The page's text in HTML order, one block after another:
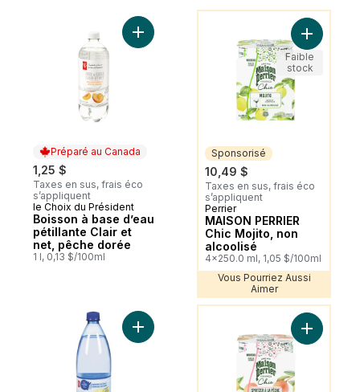
Préparé au Canada
1,25 $
Taxes en sus, frais éco
s’appliquent
Préparé au Canada
le Choix du Président
Boisson à base d’eau
pétillante Clair et
net, pêche dorée
1 l, 0,13 $/100ml
Ajouter Boisson à base d’eau pétillante
Vous Pourriez Aussi Aimer
Sponsorisé
10,49 $
Taxes en sus, frais éco
s’appliquent
Sponsorisé
Perrier
MAISON PERRIER
Chic Mojito, non
alcoolisé
4x250.0 ml, 1,05 $/100ml
Ajouter
Faible
stock
Vous Pourriez Aussi
Aimer
Ajouter Eau pétillante, citron au panier
Vous Pourriez Aussi Aimer
Ajouter